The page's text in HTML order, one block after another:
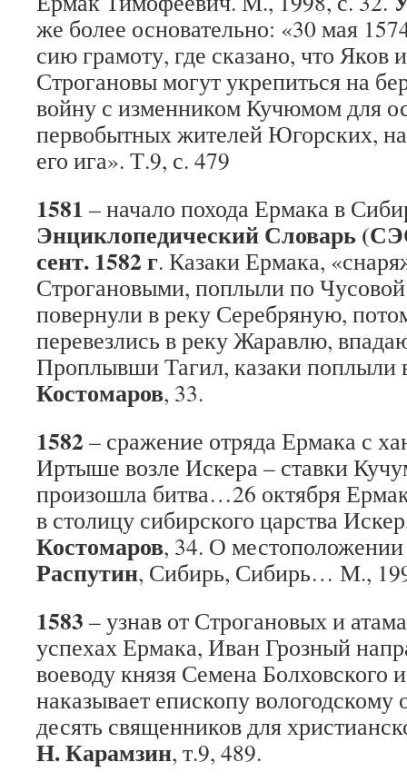
же более основательно: «30 мая
сию грамоту, где сказано, что Яков
Строгановы могут укрепиться на
войну с изменником Кучюмом для
первобытных жителей Югорских,
его ига». Т.9, с. 479
1581 – начало похода Ермака в
Энциклопедический Словарь
сент. 1582 г. Казаки Ермака,
Строгановыми, поплыли по
повернули в реку Серебряную,
перевезлись в реку Жаравлю,
Проплывши Тагил, казаки поплыли
Костомаров, 33.
1582 – сражение отряда Ермака с
Иртыше возле Искера – ставки
произошла битва…26 октября
в столицу сибирского царства
Костомаров, 34. О
Распутин, Сибирь, Сибирь… М.,
1583 – узнав от Строгановых и
успехах Ермака, Иван Грозный
воеводу князя Семена Болховского
наказывает епископу вологодскому
десять священников для
Н. Карамзин, т.9, 489.